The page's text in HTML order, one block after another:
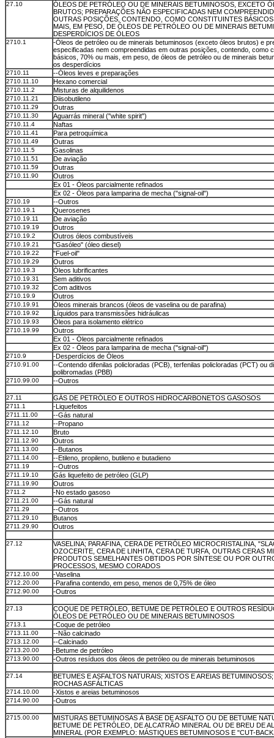
27.10
ÓLEOS DE PETRÓLEO OU DE MINERAIS BETUMINOSOS, EXCETO
BRUTOS; PREPARAÇÕES NÃO ESPECIFICADAS NEM
OUTRAS POSIÇÕES, CONTENDO, COMO CONSTITUINTES
MAIS, EM PESO, DE ÓLEOS DE PETRÓLEO OU DE MINERAIS
DESPERDÍCIOS DE ÓLEOS
2710.1
-Óleos de petróleo ou de minerais betuminosos (exceto óleos brutos) e
especificadas nem compreendidas em outras posições, contendo, como
básicos, 70% ou mais, em peso, de óleos de petróleo ou de minerais
os desperdícios
2710.11 --Óleos leves e preparações
2710.11.10 Hexano comercial
2710.11.2 Misturas de alquilidenos
2710.11.21 Diisobutileno
2710.11.29 Outras
2710.11.30 Aguarrás mineral ("white spirit")
2710.11.4 Naftas
2710.11.41 Para petroquímica
2710.11.49 Outras
2710.11.5 Gasolinas
2710.11.51 De aviação
2710.11.59 Outras
2710.11.90
Outros
Ex 01 - Òleos parcialmente refinados
Ex 02 - Óleos para lamparina de mecha ("signal-oil")
2710.19 --Outros
2710.19.1 Querosenes
2710.19.11 De aviação
2710.19.19 Outros
2710.19.2 Outros óleos combustíveis
2710.19.21 "Gasóleo" (óleo diesel)
2710.19.22 "Fuel-oil"
2710.19.29 Outros
2710.19.3 Óleos lubrificantes
2710.19.31 Sem aditivos
2710.19.32 Com aditivos
2710.19.9 Outros
2710.19.91 Óleos minerais brancos (óleos de vaselina ou de parafina)
2710.19.92 Líquidos para transmissões hidráulicas
2710.19.93 Óleos para isolamento elétrico
2710.19.99
Outros
Ex 01 - Óleos parcialmente refinados
Ex 02 - Óleos para lamparina de mecha ("signal-oil")
2710.9 -Desperdícios de Óleos
2710.91.00
--Contendo difenilas policloradas (PCB), terfenilas policloradas (PCT) ou
polibromadas (PBB)
2710.99.00 --Outros
27.11 GÁS DE PETRÓLEO E OUTROS HIDROCARBONETOS GASOSOS
2711.1 -Liquefeitos
2711.11.00 --Gás natural
2711.12 --Propano
2711.12.10 Bruto
2711.12.90 Outros
2711.13.00 --Butanos
2711.14.00 --Etileno, propileno, butileno e butadieno
2711.19 --Outros
2711.19.10 Gás liquefeito de petróleo (GLP)
2711.19.90 Outros
2711.2 -No estado gasoso
2711.21.00 --Gás natural
2711.29 --Outros
2711.29.10 Butanos
2711.29.90 Outros
27.12
VASELINA; PARAFINA, CERA DE PETRÓLEO MICROCRISTALINA,
OZOCERITE, CERA DE LINHITA, CERA DE TURFA, OUTRAS CERAS
PRODUTOS SEMELHANTES OBTIDOS POR SÍNTESE OU POR
PROCESSOS, MESMO CORADOS
2712.10.00 -Vaselina
2712.20.00 -Parafina contendo, em peso, menos de 0,75% de óleo
2712.90.00 -Outros
27.13
COQUE DE PETRÓLEO, BETUME DE PETRÓLEO E OUTROS
ÓLEOS DE PETRÓLEO OU DE MINERAIS BETUMINOSOS
2713.1 -Coque de petróleo
2713.11.00 --Não calcinado
2713.12.00 --Calcinado
2713.20.00 -Betume de petróleo
2713.90.00 -Outros resíduos dos óleos de petróleo ou de minerais betuminosos
27.14
BETUMES E ASFALTOS NATURAIS; XISTOS E AREIAS BETUMINOSOS;
ROCHAS ASFÁLTICAS
2714.10.00 -Xistos e areias betuminosos
2714.90.00 -Outros
2715.00.00
MISTURAS BETUMINOSAS À BASE DE ASFALTO OU DE BETUME
BETUME DE PETRÓLEO, DE ALCATRÃO MINERAL OU DE BREU DE
MINERAL (POR EXEMPLO: MÁSTIQUES BETUMINOSOS E "CUT-